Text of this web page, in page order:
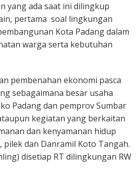
yang ada saat ini dilingkup
pertama soal lingkungan
Kota Padang dalam
warga serta kebutuhan
pembenahan ekonomi pasca
sebagaimana besar usaha
Padang dan pemprov Sumbar
kegiatan yang berkaitan
dan kenyamanan hidup
dan Danramil Koto Tangah.
disetiap RT dilingkungan RW